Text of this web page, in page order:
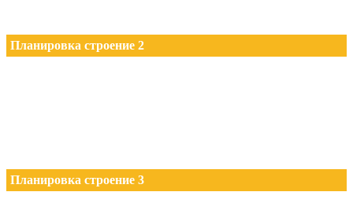
Планировка строение 2
Планировка строение 3